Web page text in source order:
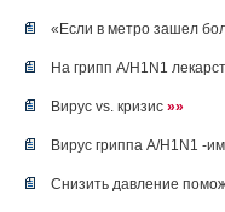
«Если в метро зашел
На грипп A/H1N1
Вирус vs. кризис »»
Вирус гриппа A/H1N1 -
Снизить давление